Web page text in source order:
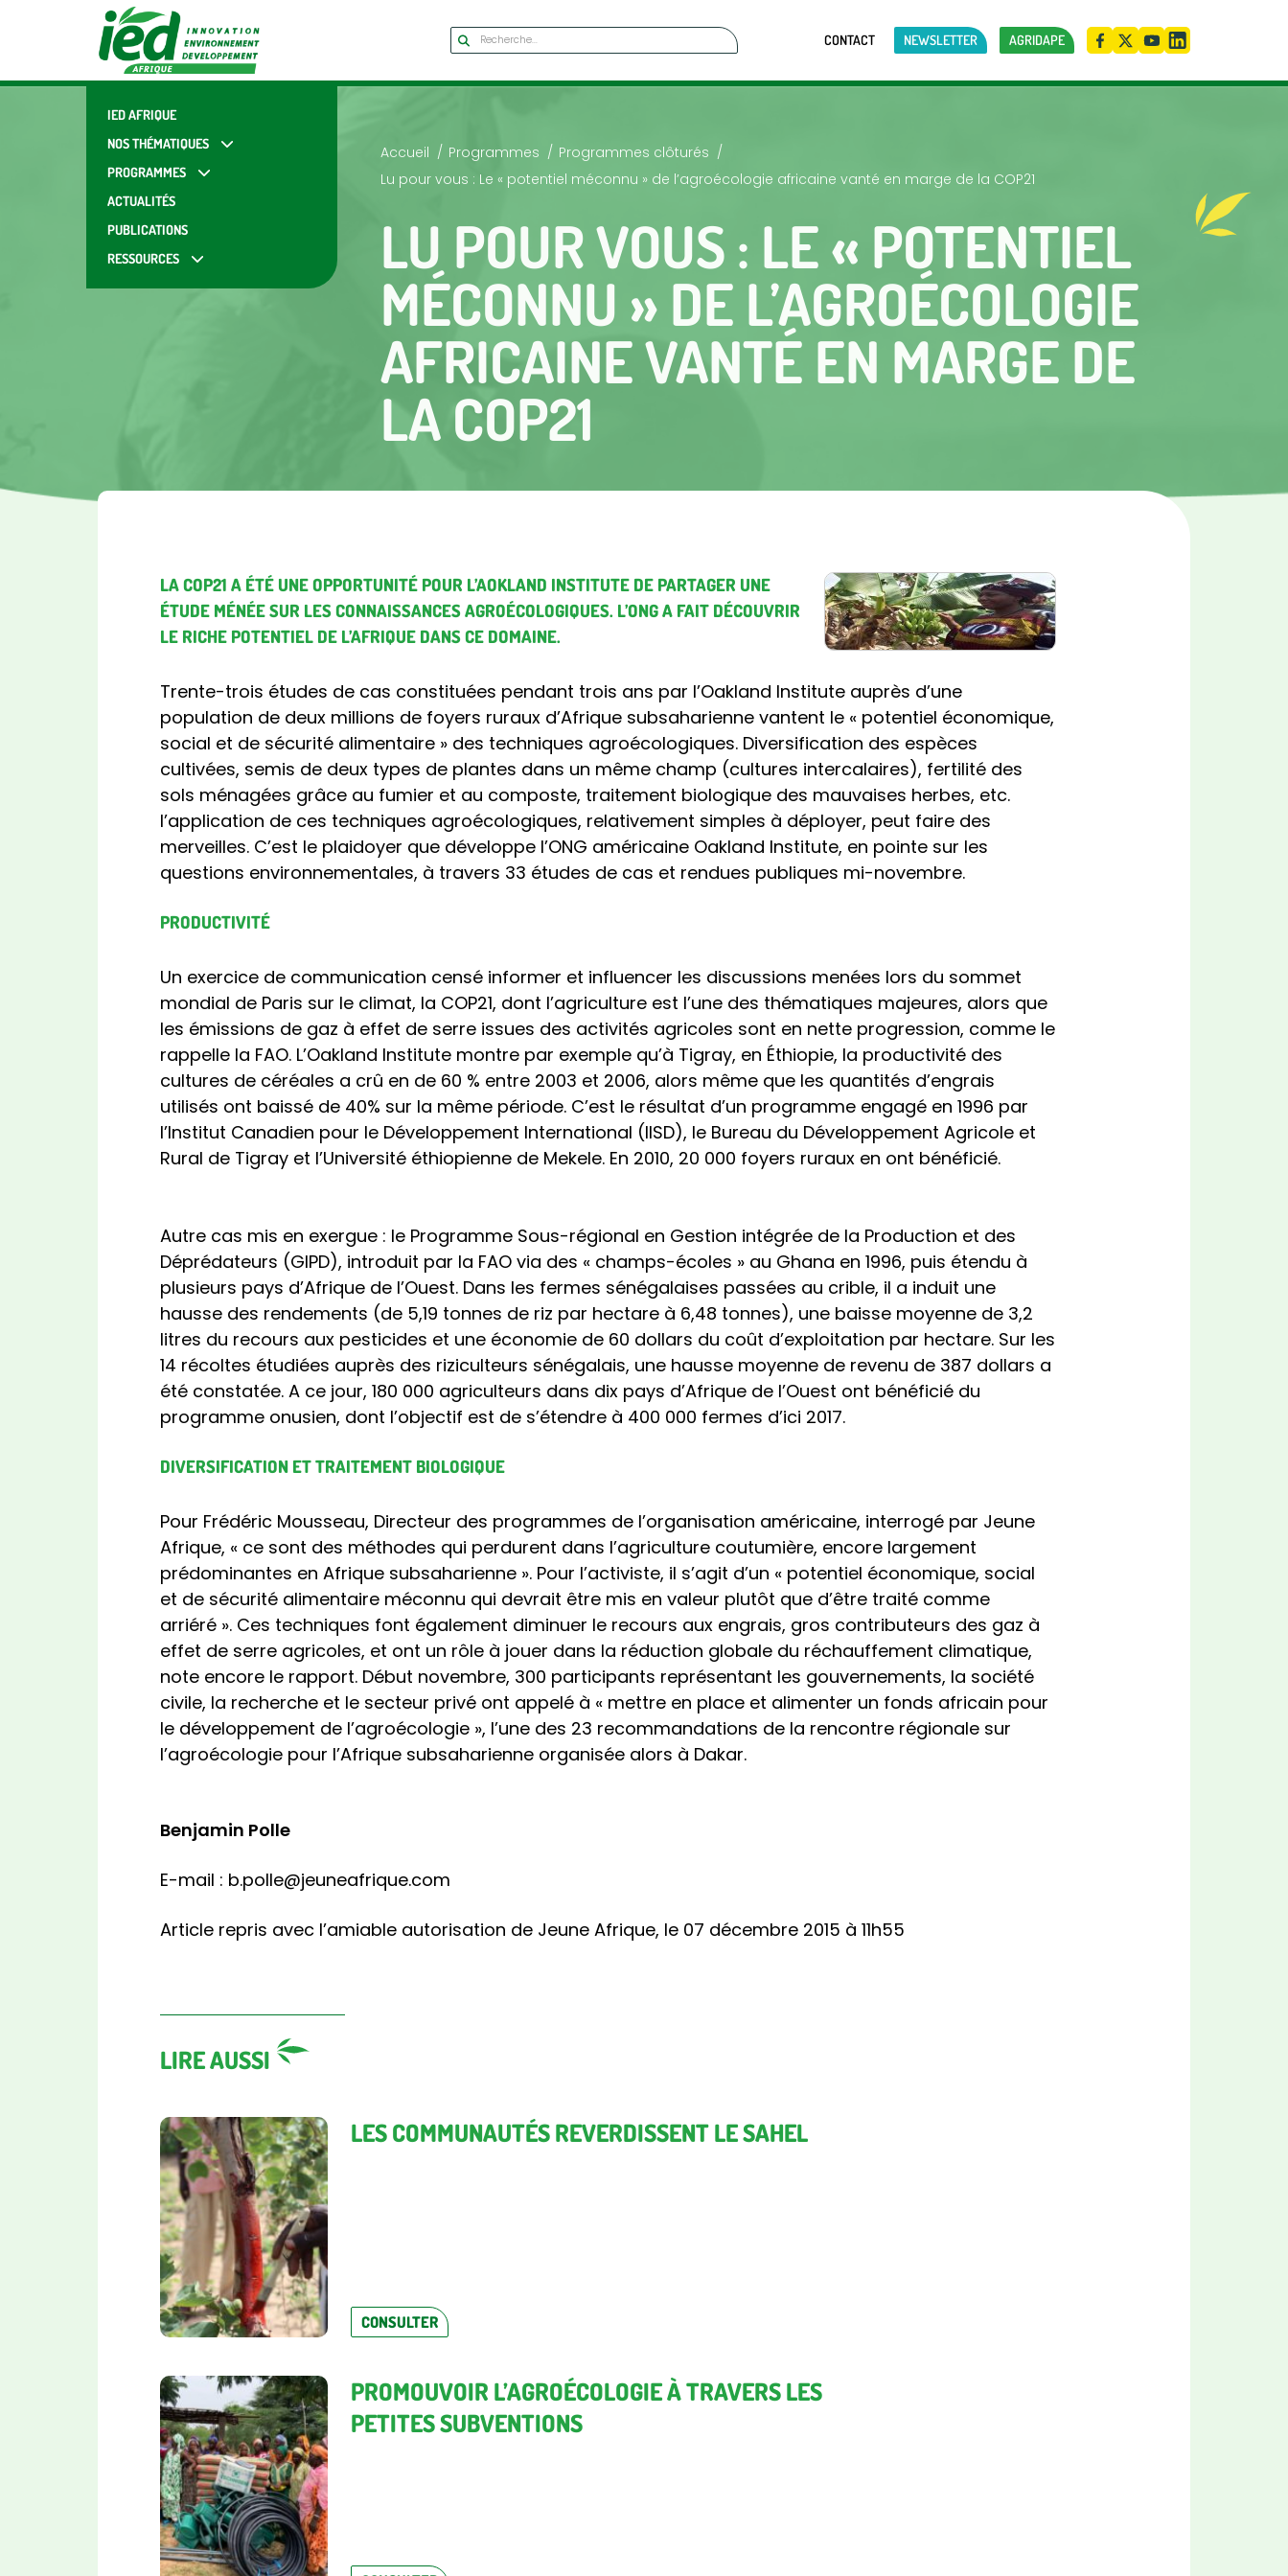
IED AFRIQUE
NOS THÉMATIQUES
PROGRAMMES
ACTUALITÉS
PUBLICATIONS
RESSOURCES
CONTACT NEWSLETTER AGRIDAPE
Accueil Programmes
Programmes clôturés
Lu pour vous : Le « potentiel méconnu » de l’agroécologie africaine vanté en marge de la COP21
LU POUR VOUS : LE « POTENTIEL
MÉCONNU » DE L’AGROÉCOLOGIE
AFRICAINE VANTÉ EN MARGE DE
LA COP21
LA COP21 A ÉTÉ UNE OPPORTUNITÉ POUR L’AOKLAND INSTITUTE DE PARTAGER UNE
ÉTUDE MÉNÉE SUR LES CONNAISSANCES AGROÉCOLOGIQUES. L’ONG A FAIT DÉCOUVRIR
LE RICHE POTENTIEL DE L’AFRIQUE DANS CE DOMAINE.
Trente-trois études de cas constituées pendant trois ans par l’Oakland Institute auprès d’une
population de deux millions de foyers ruraux d’Afrique subsaharienne vantent le « potentiel économique,
social et de sécurité alimentaire » des techniques agroécologiques. Diversification des espèces
cultivées, semis de deux types de plantes dans un même champ (cultures intercalaires), fertilité des
sols ménagées grâce au fumier et au composte, traitement biologique des mauvaises herbes, etc.
l’application de ces techniques agroécologiques, relativement simples à déployer, peut faire des
merveilles. C’est le plaidoyer que développe l’ONG américaine Oakland Institute, en pointe sur les
questions environnementales, à travers 33 études de cas et rendues publiques mi-novembre.
PRODUCTIVITÉ
Un exercice de communication censé informer et influencer les discussions menées lors du sommet
mondial de Paris sur le climat, la COP21, dont l’agriculture est l’une des thématiques majeures, alors que
les émissions de gaz à effet de serre issues des activités agricoles sont en nette progression, comme le
rappelle la FAO. L’Oakland Institute montre par exemple qu’à Tigray, en Éthiopie, la productivité des
cultures de céréales a crû en de 60 % entre 2003 et 2006, alors même que les quantités d’engrais
utilisés ont baissé de 40% sur la même période. C’est le résultat d’un programme engagé en 1996 par
l’Institut Canadien pour le Développement International (IISD), le Bureau du Développement Agricole et
Rural de Tigray et l’Université éthiopienne de Mekele. En 2010, 20 000 foyers ruraux en ont bénéficié.
Autre cas mis en exergue : le Programme Sous-régional en Gestion intégrée de la Production et des
Déprédateurs (GIPD), introduit par la FAO via des « champs-écoles » au Ghana en 1996, puis étendu à
plusieurs pays d’Afrique de l’Ouest. Dans les fermes sénégalaises passées au crible, il a induit une
hausse des rendements (de 5,19 tonnes de riz par hectare à 6,48 tonnes), une baisse moyenne de 3,2
litres du recours aux pesticides et une économie de 60 dollars du coût d’exploitation par hectare. Sur les
14 récoltes étudiées auprès des riziculteurs sénégalais, une hausse moyenne de revenu de 387 dollars a
été constatée. A ce jour, 180 000 agriculteurs dans dix pays d’Afrique de l’Ouest ont bénéficié du
programme onusien, dont l’objectif est de s’étendre à 400 000 fermes d’ici 2017.
DIVERSIFICATION ET TRAITEMENT BIOLOGIQUE
Pour Frédéric Mousseau, Directeur des programmes de l’organisation américaine, interrogé par Jeune
Afrique, « ce sont des méthodes qui perdurent dans l’agriculture coutumière, encore largement
prédominantes en Afrique subsaharienne ». Pour l’activiste, il s’agit d’un « potentiel économique, social
et de sécurité alimentaire méconnu qui devrait être mis en valeur plutôt que d’être traité comme
arriéré ». Ces techniques font également diminuer le recours aux engrais, gros contributeurs des gaz à
effet de serre agricoles, et ont un rôle à jouer dans la réduction globale du réchauffement climatique,
note encore le rapport. Début novembre, 300 participants représentant les gouvernements, la société
civile, la recherche et le secteur privé ont appelé à « mettre en place et alimenter un fonds africain pour
le développement de l’agroécologie », l’une des 23 recommandations de la rencontre régionale sur
l’agroécologie pour l’Afrique subsaharienne organisée alors à Dakar.
Benjamin Polle
E-mail : b.polle@jeuneafrique.com
Article repris avec l’amiable autorisation de Jeune Afrique, le 07 décembre 2015 à 11h55
LIRE AUSSI
LES COMMUNAUTÉS REVERDISSENT LE SAHEL
CONSULTER
PROMOUVOIR L’AGROÉCOLOGIE À TRAVERS LES
PETITES SUBVENTIONS